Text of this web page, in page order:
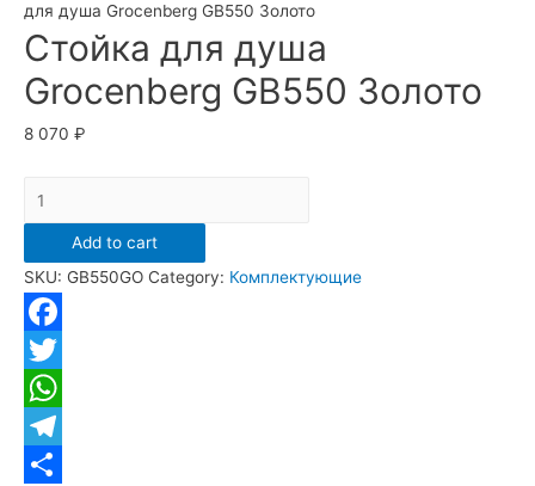
для душа Grocenberg GB550 Золото
Стойка для душа
Grocenberg GB550 Золото
8 070 ₽
Стойка
для
Grocenberg
GB550
Золото
quantity
Add to cart
SKU: GB550GO Category: Комплектующие
Facebook
Twitter
WhatsApp
Telegram